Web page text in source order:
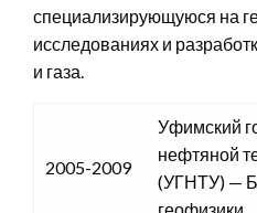
специализирующуюся на
исследованиях и
и газа.
2005-2009
Уфимский
нефтяной
(УГНТУ) —